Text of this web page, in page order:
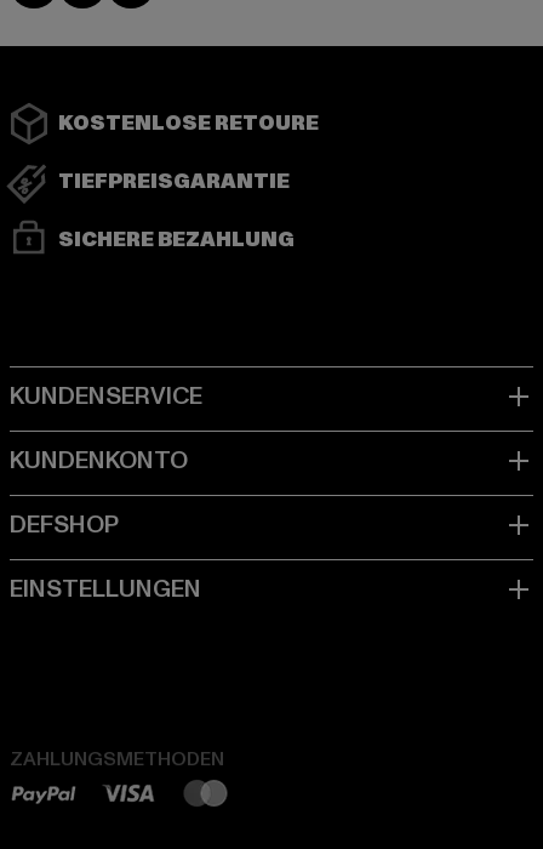
KOSTENLOSE RETOURE
TIEFPREISGARANTIE
SICHERE BEZAHLUNG
ZAHLUNGSMETHODEN